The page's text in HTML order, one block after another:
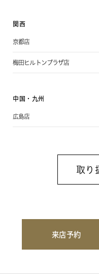
関西
京都店
梅田ヒルトンプラザ店
中国・九州
広島店
取り
来店予約